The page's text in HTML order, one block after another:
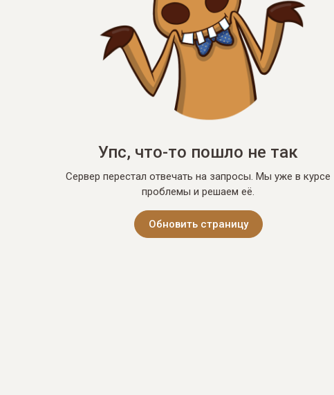
Упс, что-то пошло не так
Сервер перестал отвечать на запросы. Мы уже в курсе
проблемы и решаем её.
Обновить страницу